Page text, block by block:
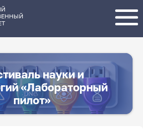
науки и
«Лабораторный
пилот»